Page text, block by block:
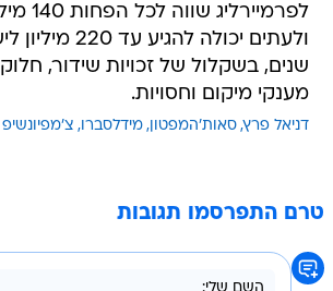
ולעתים יכולה
שנים, בשקלול של זכויות שידור,
מענקי מיקום וחסויות.
דניאל פרץ סאות'המפטון מידלסברו צ'מפיונשיפ
טרם התפרסמו תגובות